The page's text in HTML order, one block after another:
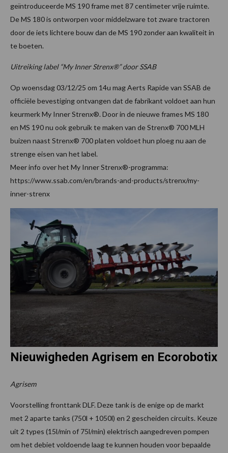
geïntroduceerde MS 190 frame met 87 centimeter vrije ruimte.
De MS 180 is ontworpen voor middelzware tot zware tractoren
door de iets lichtere bouw dan de MS 190 zonder aan kwaliteit in
te boeten.
Uitreiking label “My Inner Strenx®” door SSAB
Op woensdag 03/12/25 om 14u mag Aerts Rapide van SSAB de
officiële bevestiging ontvangen dat de fabrikant voldoet aan hun
keurmerk My Inner Strenx®. Door in de nieuwe frames MS 180
en MS 190 nu ook gebruik te maken van de Strenx® 700 MLH
buizen naast Strenx® 700 platen voldoet hun ploeg nu aan de
strenge eisen van het label.
Meer info over het My Inner Strenx®-programma:
https://www.ssab.com/en/brands-and-products/strenx/my-
inner-strenx
Nieuwigheden Agrisem en Ecorobotix
Agrisem
Voorstelling fronttank DLF. Deze tank is de enige op de markt
met 2 aparte tanks (750l + 1050l) en 2 gescheiden circuits. Keuze
uit 2 types (15l/min of 75l/min) elektrisch aangedreven pompen
om het debiet voldoende laag te kunnen houden voor bepaalde